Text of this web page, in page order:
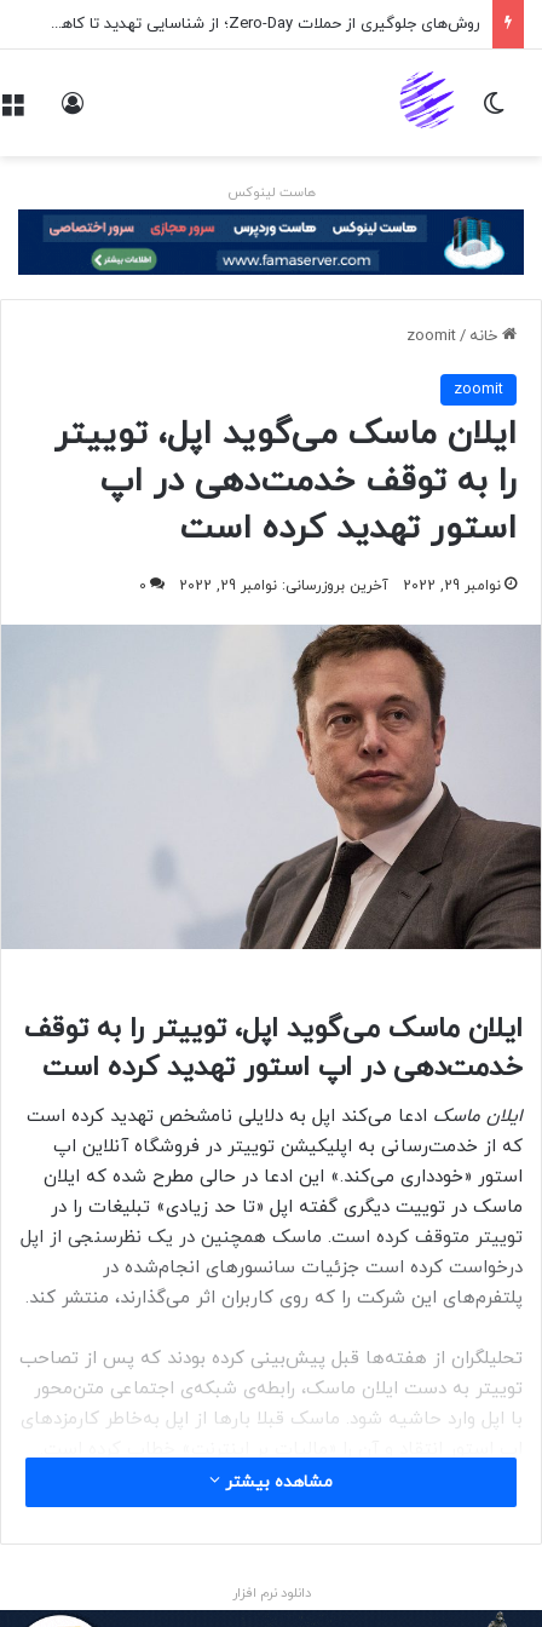
روش‌های جلوگیری از حملات Zero-Day؛ از شناسایی تهدید تا کاهش ریسک
تغییر پوسته
هاست لینوکس
خانه /
zoomit
zoomit
ایلان ماسک می‌گوید اپل، توییتر
را به توقف خدمت‌دهی در اپ
استور تهدید کرده است
نوامبر 29, 2022 آخرین بروزرسانی: نوامبر 29, 2022 0
ایلان ماسک می‌گوید اپل، توییتر را به توقف
خدمت‌دهی در اپ استور تهدید کرده است
ایلان ماسک ادعا می‌کند اپل به دلایلی نامشخص تهدید کرده است
که از خدمت‌رسانی به اپلیکیشن توییتر در فروشگاه آنلاین اپ
استور «خودداری می‌کند.» این ادعا در حالی مطرح شده که ایلان
ماسک در توییت دیگری گفته اپل «تا حد زیادی» تبلیغات را در
توییتر متوقف کرده است. ماسک همچنین در یک نظرسنجی از اپل
درخواست کرده است جزئيات سانسورهای انجام‌شده در
پلتفرم‌های این شرکت را که روی کاربران اثر می‌گذارند، منتشر کند.
تحلیلگران از هفته‌ها قبل پیش‌بینی کرده بودند که پس از تصاحب
توییتر به دست ایلان ماسک، رابطه‌ی شبکه‌ی اجتماعی متن‌محور
با اپل وارد حاشیه شود. ماسک قبلا بارها از اپل به‌خاطر کارمزدهای
فیل شیلر، رئیس اپ استور، مدت کوتاهی پس از بازگشت حساب
کاربری رئیس‌جمهور سابق آمریکا به توییتر، حساب خود در این
مشاهده بیشتر
دانلود نرم افزار